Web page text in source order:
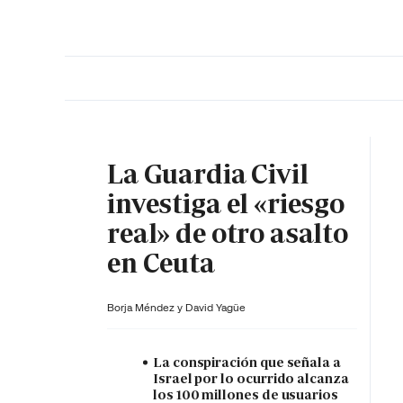
La Guardia Civil
investiga el «riesgo
real» de otro asalto
en Ceuta
Borja Méndez y David Yagüe
La conspiración que señala a
Israel por lo ocurrido alcanza
los 100 millones de usuarios